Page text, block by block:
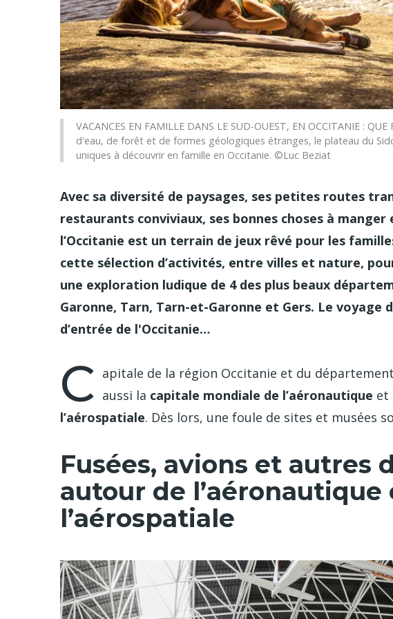
VACANCES EN FAMILLE DANS LE SUD-OUEST, EN OCCITANIE :
d'eau, de forêt et de formes géologiques étranges, le plateau du
uniques à découvrir en famille en Occitanie. ©Luc Beziat
Avec sa diversité de paysages, ses petites routes
restaurants conviviaux, ses bonnes choses à
l’Occitanie est un terrain de jeux rêvé pour les
cette sélection d’activités, entre villes et nature,
une exploration ludique de 4 des plus beaux
Garonne, Tarn, Tarn-et-Garonne et Gers. Le voyage
d’entrée de l'Occitanie…
C apitale de la région Occitanie et du
aussi la capitale mondiale de l’aéronautique et
l’aérospatiale. Dès lors, une foule de sites et musées
Fusées, avions et autres
autour de l’aéronautique
l’aérospatiale